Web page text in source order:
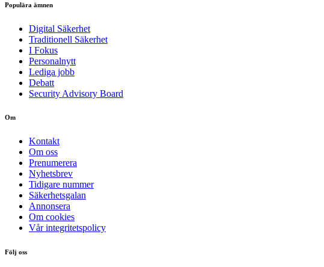
Populära ämnen
Digital Säkerhet
Traditionell Säkerhet
I Fokus
Personalnytt
Lediga jobb
Debatt
Security Advisory Board
Om
Kontakt
Om oss
Prenumerera
Nyhetsbrev
Tidigare nummer
Säkerhetsgalan
Annonsera
Om cookies
Vår integritetspolicy
Följ oss